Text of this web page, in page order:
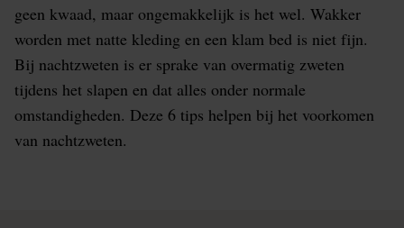
geen kwaad, maar ongemakkelijk is het wel. Wakker
worden met natte kleding en een klam bed is niet fijn.
Bij nachtzweten is er sprake van overmatig zweten
tijdens het slapen en dat alles onder normale
omstandigheden. Deze 6 tips helpen bij het voorkomen
van nachtzweten.